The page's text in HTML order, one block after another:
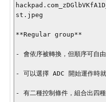
st.jpeg
**Regular group**
- 會依序被轉換，但順序可自
- 可以選擇 ADC 開始運作時就
- 有二種控制條件，組合出四種